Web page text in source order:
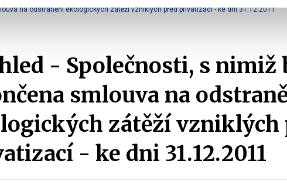
na odstranění ekologických zátěží vzniklých před privatizací - ke dni 31.12.2011
- Společnosti, s nimiž
smlouva na
zátěží vzniklých
- ke dni 31.12.2011